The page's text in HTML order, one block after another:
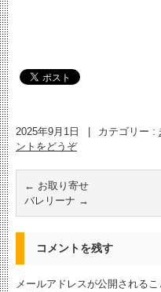
2025年9月1日 カテゴリー :
ントをどうぞ
← お取り寄せ
バレリーナ →
コメントを残す
メールアドレスが公開されるこ